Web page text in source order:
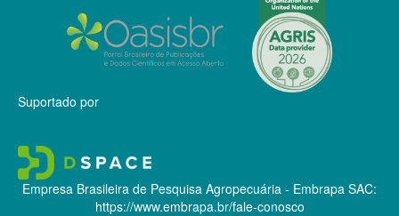
Suportado por
Empresa Brasileira de Pesquisa Agropecuária - Embrapa SAC:
https://www.embrapa.br/fale-conosco